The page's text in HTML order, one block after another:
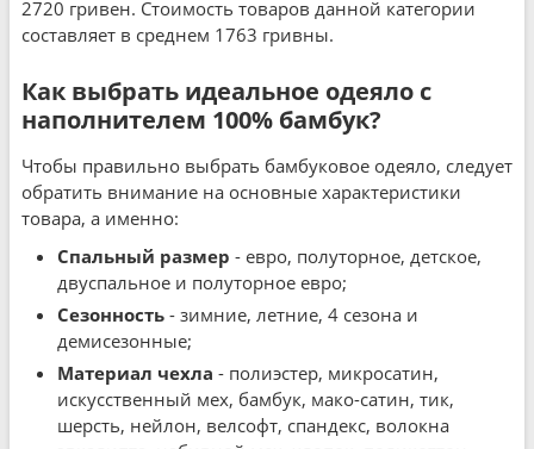
2720 гривен. Стоимость товаров данной категории
составляет в среднем 1763 гривны.
Как выбрать идеальное одеяло с
наполнителем 100% бамбук?
Чтобы правильно выбрать бамбуковое одеяло, следует
обратить внимание на основные характеристики
товара, а именно:
Спальный размер - евро, полуторное, детское,
двуспальное и полуторное евро;
Сезонность - зимние, летние, 4 сезона и
демисезонные;
Материал чехла - полиэстер, микросатин,
искусственный мех, бамбук, мако-сатин, тик,
шерсть, нейлон, велсофт, спандекс, волокна